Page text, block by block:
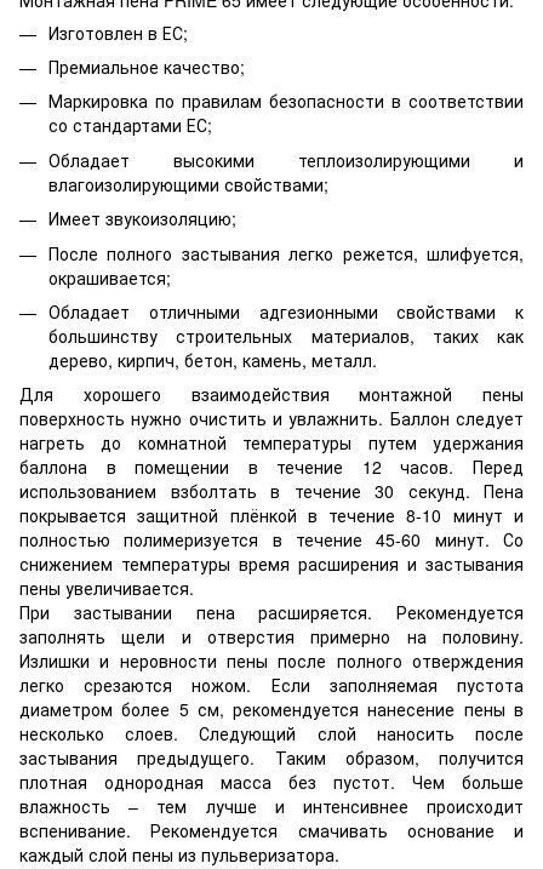
Изготовлен в ЕС;
Премиальное качество;
Маркировка по правилам безопасности в соответствии
со стандартами ЕС;
Обладает высокими теплоизолирующими и
влагоизолирующими свойствами;
Имеет звукоизоляцию;
После полного застывания легко режется, шлифуется,
окрашивается;
Обладает отличными адгезионными свойствами к
большинству строительных материалов, таких как
дерево, кирпич, бетон, камень, металл.
Для хорошего взаимодействия монтажной пены
поверхность нужно очистить и увлажнить. Баллон следует
нагреть до комнатной температуры путем удержания
баллона в помещении в течение 12 часов. Перед
использованием взболтать в течение 30 секунд. Пена
покрывается защитной плёнкой в ​​течение 8-10 минут и
полностью полимеризуется в течение 45-60 минут. Со
снижением температуры время расширения и застывания
пены увеличивается.
При застывании пена расширяется. Рекомендуется
заполнять щели и отверстия примерно на половину.
Излишки и неровности пены после полного отверждения
легко срезаются ножом. Если заполняемая пустота
диаметром более 5 см, рекомендуется нанесение пены в
несколько слоев. Следующий слой наносить после
застывания предыдущего. Таким образом, получится
плотная однородная масса без пустот. Чем больше
влажность – тем лучше и интенсивнее происходит
вспенивание. Рекомендуется смачивать основание и
каждый слой пены из пульверизатора.